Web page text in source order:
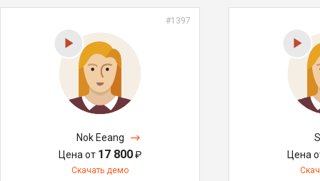
#1397
Nok Eeang
Цена от 17 800₽
Скачать демо
Цена